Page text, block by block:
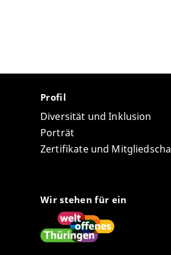
Profil
Diversität und Inklusion
Porträt
Zertifikate und
Wir stehen für ein